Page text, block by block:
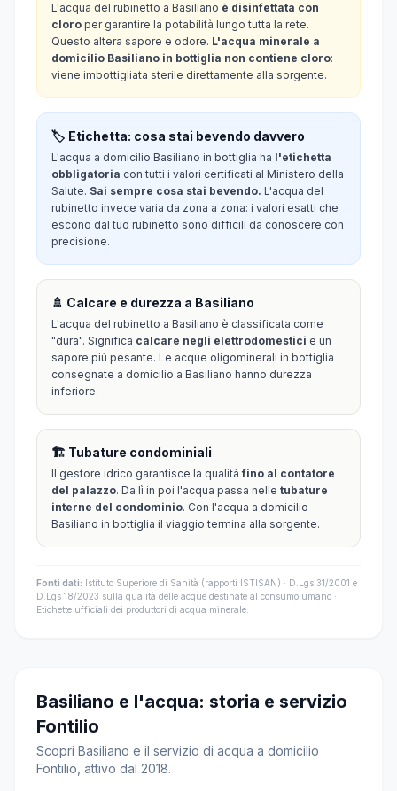
L'acqua del rubinetto a Basiliano è disinfettata con
cloro per garantire la potabilità lungo tutta la rete.
Questo altera sapore e odore. L'acqua minerale a
domicilio Basiliano in bottiglia non contiene cloro:
viene imbottigliata sterile direttamente alla sorgente.
🏷️ Etichetta: cosa stai bevendo davvero
L'acqua a domicilio Basiliano in bottiglia ha l'etichetta
obbligatoria con tutti i valori certificati al Ministero della
Salute. Sai sempre cosa stai bevendo. L'acqua del
rubinetto invece varia da zona a zona: i valori esatti che
escono dal tuo rubinetto sono difficili da conoscere con
precisione.
🚿 Calcare e durezza a Basiliano
L'acqua del rubinetto a Basiliano è classificata come
"dura". Significa calcare negli elettrodomestici e un
sapore più pesante. Le acque oligominerali in bottiglia
consegnate a domicilio a Basiliano hanno durezza
inferiore.
🏗️ Tubature condominiali
Il gestore idrico garantisce la qualitàfino al contatore
del palazzo. Da lì in poi l'acqua passa nelle tubature
interne del condominio. Con l'acqua a domicilio
Basiliano in bottiglia il viaggio termina alla sorgente.
Fonti dati: Istituto Superiore di Sanità (rapporti ISTISAN) · D.Lgs 31/2001 e
D.Lgs 18/2023 sulla qualità delle acque destinate al consumo umano ·
Etichette ufficiali dei produttori di acqua minerale.
Basiliano e l'acqua: storia e servizio
Fontilio
Scopri Basiliano e il servizio di acqua a domicilio
Fontilio, attivo dal 2018.